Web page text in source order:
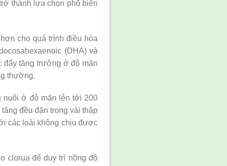
thành lựa chọn phổ biến
cho quá trình điều hòa
(DHA) và
đẩy tăng trưởng ở độ mặn
thường.
nuôi ở độ mặn lên tới 200
đều đặn trong vài thập
các loài không chịu được
clorua để duy trì nồng độ